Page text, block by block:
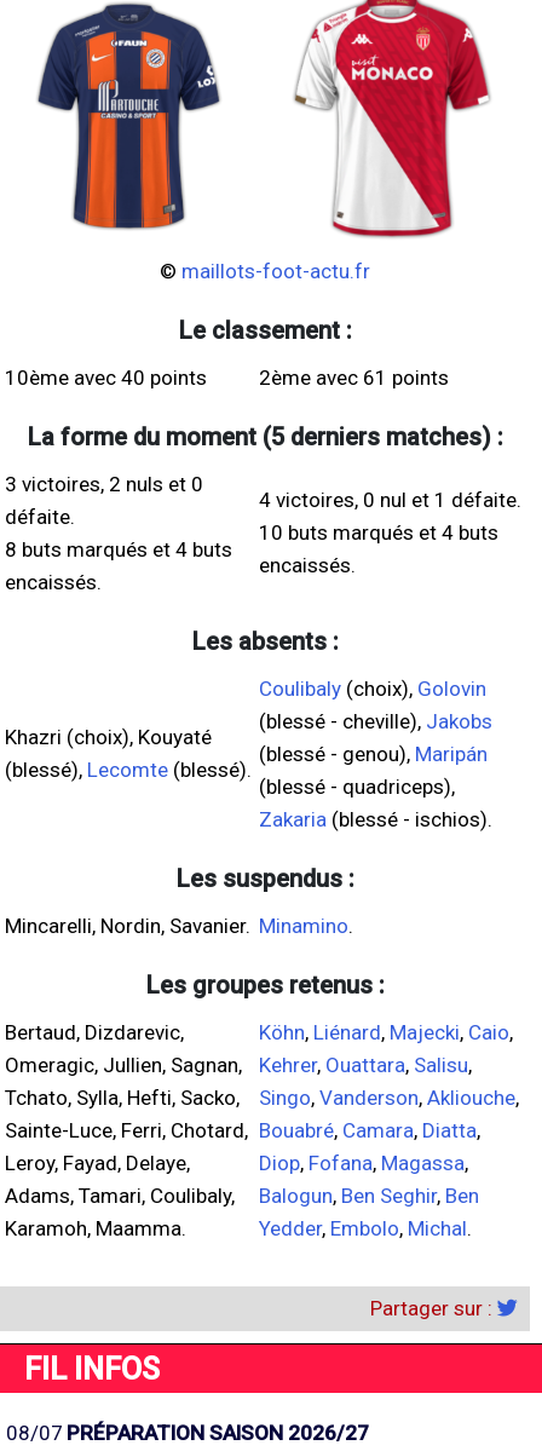
© maillots-foot-actu.fr
Le classement :
10ème avec 40 points 2ème avec 61 points
La forme du moment (5 derniers matches) :
3 victoires, 2 nuls et 0
défaite.
8 buts marqués et 4 buts
encaissés.
4 victoires, 0 nul et 1 défaite.
10 buts marqués et 4 buts
encaissés.
Les absents :
Khazri (choix), Kouyaté
(blessé), Lecomte (blessé).
Coulibaly (choix), Golovin
(blessé - cheville), Jakobs
(blessé - genou), Maripán
(blessé - quadriceps),
Zakaria (blessé - ischios).
Les suspendus :
Mincarelli, Nordin, Savanier. Minamino.
Les groupes retenus :
Bertaud, Dizdarevic,
Omeragic, Jullien, Sagnan,
Tchato, Sylla, Hefti, Sacko,
Sainte-Luce, Ferri, Chotard,
Leroy, Fayad, Delaye,
Adams, Tamari, Coulibaly,
Karamoh, Maamma.
Köhn, Liénard, Majecki, Caio,
Kehrer, Ouattara, Salisu,
Singo, Vanderson, Akliouche,
Bouabré, Camara, Diatta,
Diop, Fofana, Magassa,
Balogun, Ben Seghir, Ben
Yedder, Embolo, Michal.
Partager sur :
FIL INFOS
08/07 PRÉPARATION SAISON 2026/27